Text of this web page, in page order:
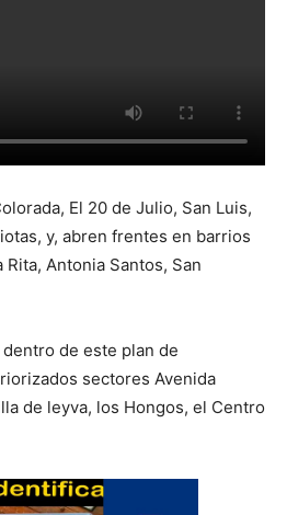
El 20 de Julio, San Luis,
y, abren frentes en barrios
Antonia Santos, San
de este plan de
sectores Avenida
de leyva, los Hongos, el Centro